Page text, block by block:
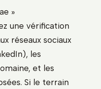
»
une vérification
réseaux sociaux
les
et les
Si le terrain